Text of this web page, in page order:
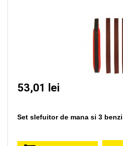
53,01 lei
Set slefuitor de mana si 3